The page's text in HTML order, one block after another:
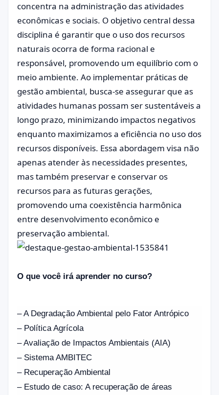
concentra na administração das atividades
econômicas e sociais. O objetivo central dessa
disciplina é garantir que o uso dos recursos
naturais ocorra de forma racional e
responsável, promovendo um equilíbrio com o
meio ambiente. Ao implementar práticas de
gestão ambiental, busca-se assegurar que as
atividades humanas possam ser sustentáveis a
longo prazo, minimizando impactos negativos
enquanto maximizamos a eficiência no uso dos
recursos disponíveis. Essa abordagem visa não
apenas atender às necessidades presentes,
mas também preservar e conservar os
recursos para as futuras gerações,
promovendo uma coexistência harmônica
entre desenvolvimento econômico e
preservação ambiental.
O que você irá aprender no curso?
– A Degradação Ambiental pelo Fator Antrópico
– Política Agrícola
– Avaliação de Impactos Ambientais (AIA)
– Sistema AMBITEC
– Recuperação Ambiental
– Estudo de caso: A recuperação de áreas